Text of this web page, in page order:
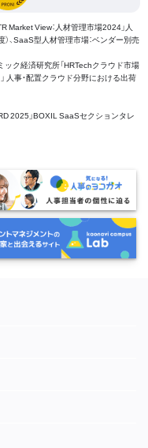
View：人材管理市場2024」人
、SaaS型人材管理市場：ベンダー別売
ク経済研究所「HRTechクラウド市場
人事・配置クラウド分野における出荷
2025」BOXIL SaaSセクションタレ